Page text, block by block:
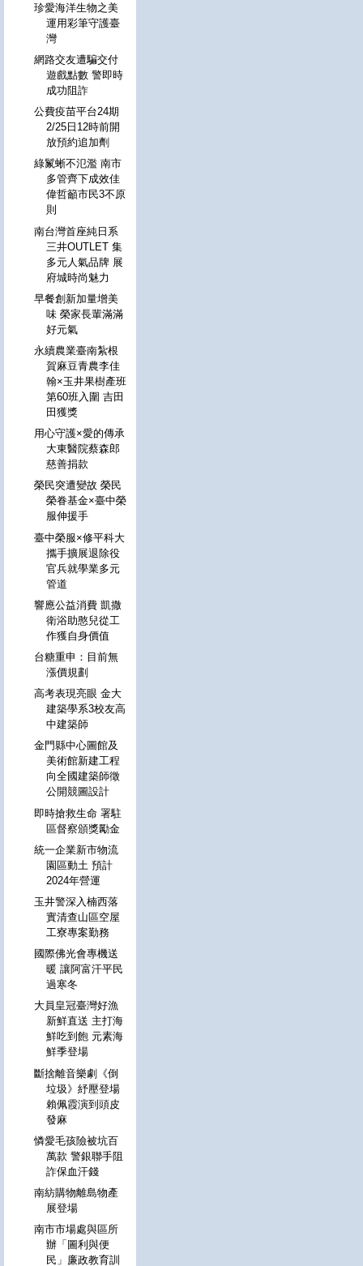
珍愛海洋生物之美
運用彩筆守護臺
灣
網路交友遭騙交付
遊戲點數 警即時
成功阻詐
公費疫苗平台24期
2/25日12時前開
放預約追加劑
綠鬣蜥不氾濫 南市
多管齊下成效佳
偉哲籲市民3不原
則
南台灣首座純日系
三井OUTLET 集
多元人氣品牌 展
府城時尚魅力
早餐創新加量增美
味 榮家長輩滿滿
好元氣
永續農業臺南紮根
賀麻豆青農李佳
翰×玉井果樹產班
第60班入圍 吉田
田獲獎
用心守護×愛的傳承
大東醫院蔡森郎
慈善捐款
榮民突遭變故 榮民
榮眷基金×臺中榮
服伸援手
臺中榮服×修平科大
攜手擴展退除役
官兵就學業多元
管道
響應公益消費 凱撒
衛浴助憨兒從工
作獲自身價值
台糖重申：目前無
漲價規劃
高考表現亮眼 金大
建築學系3校友高
中建築師
金門縣中心圖館及
美術館新建工程
向全國建築師徵
公開競圖設計
即時搶救生命 署駐
區督察頒獎勵金
統一企業新市物流
園區動土 預計
2024年營運
玉井警深入楠西落
實清查山區空屋
工寮專案勤務
國際佛光會專機送
暖 讓阿富汗平民
過寒冬
大員皇冠臺灣好漁
新鮮直送 主打海
鮮吃到飽 元素海
鮮季登場
斷捨離音樂劇《倒
垃圾》紓壓登場
賴佩霞演到頭皮
發麻
憐愛毛孩險被坑百
萬款 警銀聯手阻
詐保血汗錢
南紡購物離島物產
展登場
南市市場處與區所
辦「圖利與便
民」廉政教育訓